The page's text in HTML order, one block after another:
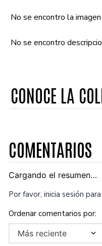
No se encontro la
No se encontro
CONOCE LA
COMENTARIOS
Cargando el resumen…
Por favor, inicia sesión
Más reciente